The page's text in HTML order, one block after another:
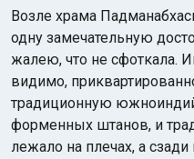
Возле храма
одну замечательную
жалею, что не сфоткала.
видимо,
традиционную
форменных штанов, и
лежало на плечах, а